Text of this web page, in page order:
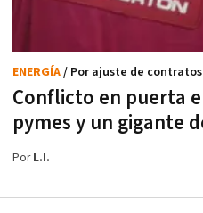
Conflicto en puerta
pymes y un gigante
ENERGÍA/ Por ajuste de contratos
PorL.I.